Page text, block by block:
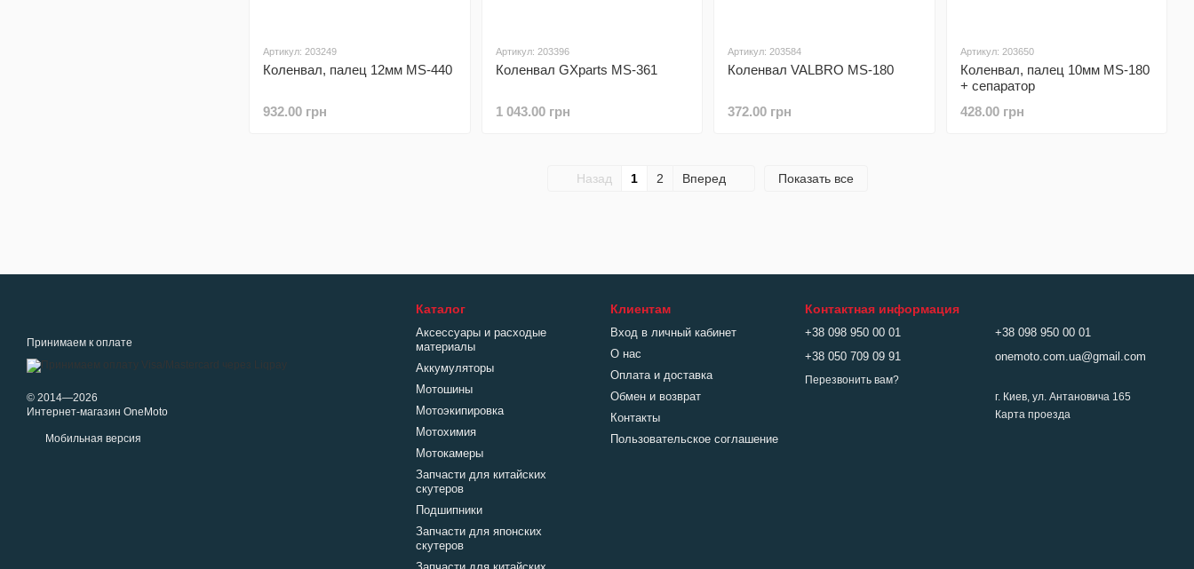
Артикул: 203249
Коленвал, палец 12мм MS-440
932.00 грн
Артикул: 203396
Коленвал GXparts MS-361
1 043.00 грн
Артикул: 203584
Коленвал VALBRO MS-180
372.00 грн
Артикул: 203650
Коленвал, палец 10мм MS-180
+ сепаратор
428.00 грн
Назад 1 2 Вперед Показать все
Принимаем к оплате
© 2014—2026
Интернет-магазин OneMoto
Мобильная версия
Каталог
Аксессуары и расходые
материалы
Аккумуляторы
Мотошины
Мотоэкипировка
Мотохимия
Мотокамеры
Запчасти для китайских
скутеров
Подшипники
Запчасти для японских
скутеров
Клиентам
Вход в личный кабинет
О нас
Оплата и доставка
Обмен и возврат
Контакты
Пользовательское соглашение
Контактная информация
+38 098 950 00 01
+38 050 709 09 91
Перезвонить вам?
+38 098 950 00 01
onemoto.com.ua@gmail.com
г. Киев, ул. Антановича 165
Карта проезда